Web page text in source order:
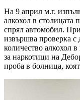
На 9 април м.г.
алкохол в столицата
спрял автомобил.
извършва проверка с
количество алкохол
за наркотици на
проба в болница,